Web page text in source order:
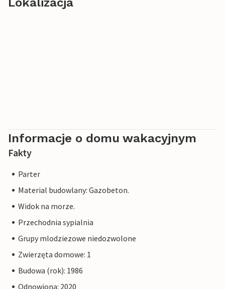
Informacje o domu wakacyjnym
Fakty
Parter
Material budowlany: Gazobeton.
Widok na morze.
Przechodnia sypialnia
Grupy mlodziezowe niedozwolone
Zwierzęta domowe: 1
Budowa (rok): 1986
Odnowiona: 2020